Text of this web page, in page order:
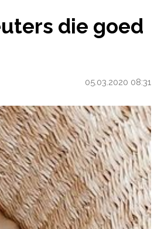
die goed
05.03.2020 08:31